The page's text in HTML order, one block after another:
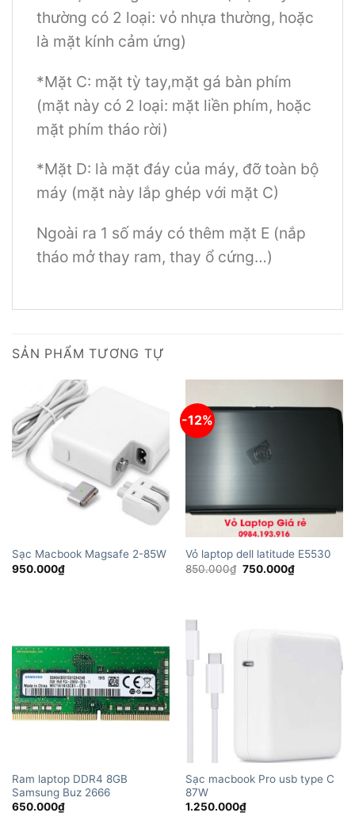
thường có 2 loại: vỏ nhựa thường, hoặc
là mặt kính cảm ứng)
*Mặt C: mặt tỳ tay,mặt gá bàn phím
(mặt này có 2 loại: mặt liền phím, hoặc
mặt phím tháo rời)
*Mặt D: là mặt đáy của máy, đỡ toàn bộ
máy (mặt này lắp ghép với mặt C)
Ngoài ra 1 số máy có thêm mặt E (nắp
tháo mở thay ram, thay ổ cứng…)
SẢN PHẨM TƯƠNG TỰ
Sạc Macbook Magsafe 2-85W
950.000₫
-12%
Vỏ laptop dell latitude E5530
850.000₫ Giá
750.000₫Giá
hiện
Ram laptop DDR4 8GB
Samsung Buz 2666
650.000₫
Sạc macbook Pro usb type C
87W
1.250.000₫